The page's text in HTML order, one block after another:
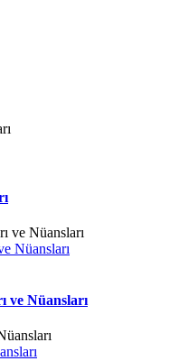
Nüansları
ve Nüansları